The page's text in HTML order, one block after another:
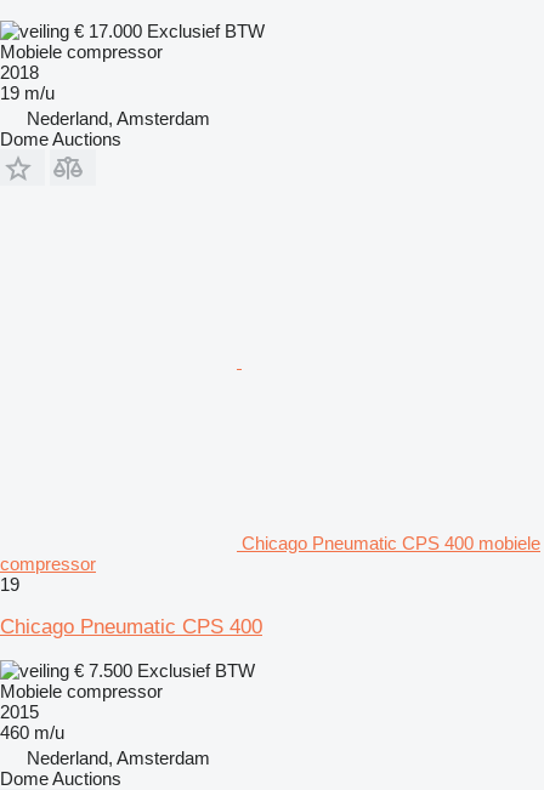
€ 17.000 Exclusief BTW
Mobiele compressor
2018
19 m/u
Nederland, Amsterdam
Dome Auctions
Chicago Pneumatic CPS 400 mobiele
compressor
19
Chicago Pneumatic CPS 400
€ 7.500 Exclusief BTW
Mobiele compressor
2015
460 m/u
Nederland, Amsterdam
Dome Auctions